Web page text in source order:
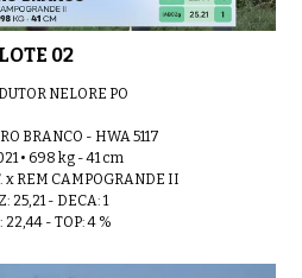
LOTE 02
NELORE PO
BRANCO - HWA 5117
• 698 kg - 41 cm
x REM CAMPOGRANDE II
25,21 - DECA: 1
22,44 - TOP: 4 %